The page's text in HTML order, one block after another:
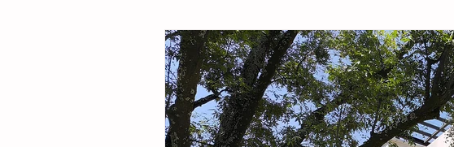
recreaci